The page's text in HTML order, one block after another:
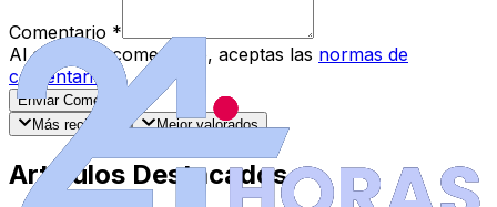
Comentario *
Al enviar tu comentario, aceptas las normas de
comentarios
Enviar Comentario
Más recientes
Mejor valorados
Artículos Destacados